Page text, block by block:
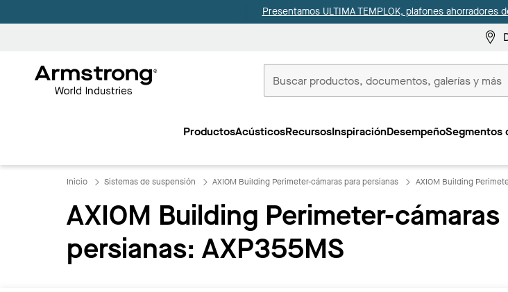
Presentamos ULTIMA TEMPLOK, plafones ahorradores
Inicio
ProductosAcústicosRecursosInspiraciónDesempeñoSegmentos
Inicio Sistemas de suspensión AXIOM Building Perimeter-cámaras para persianas AXIOM Building
AXIOM Building Perimeter-cámaras
persianas: AXP355MS